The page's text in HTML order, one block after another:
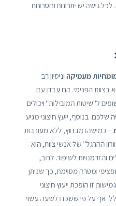
גישה יש יתרונות וחסרונות
מעמיקה וניסיון רב
בצוות הפנימי. הם עבדו עם
ל"שיטות המובילות" ויכולים
שלכם. בנוסף, יועץ חיצוני מגיע
– כמישהו מבחוץ, ללא מעורבות
ההרגל" של אנשי צוות, הוא
והזדמנויות לשיפור. לרוב,
ומטרה מסוימת, כך שניתן
זו הופכת ייעוץ חיצוני
אף על פי ששכרו לשעה עשוי